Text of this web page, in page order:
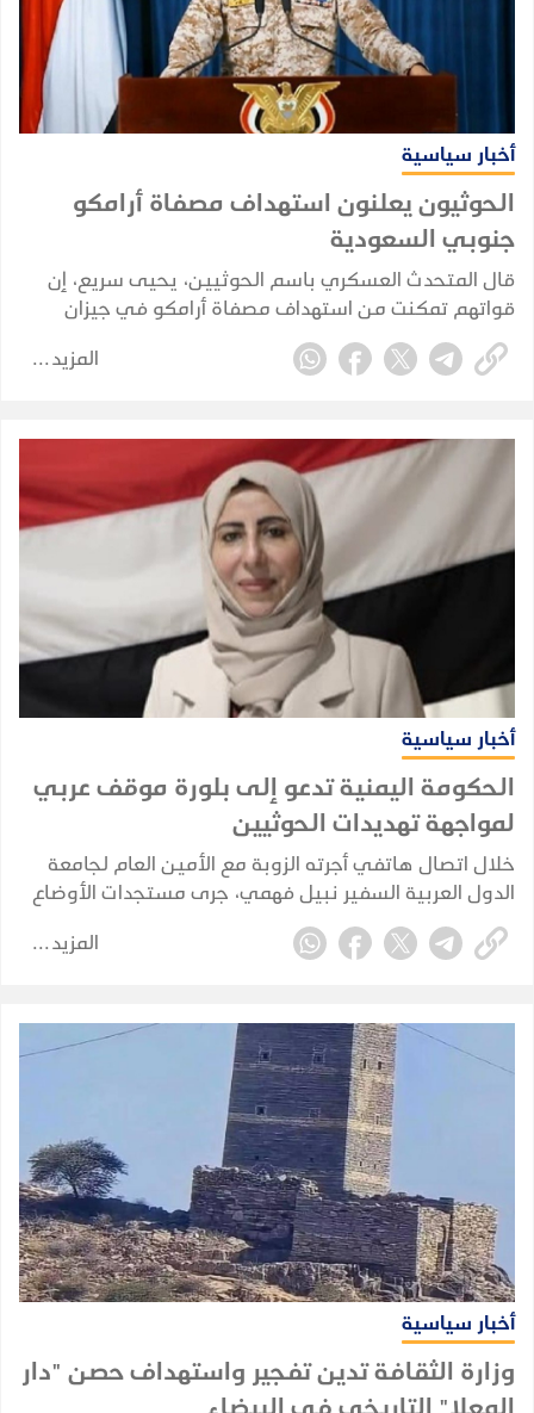
أخبار سياسية
الحوثيون يعلنون استهداف مصفاة أرامكو
جنوبي السعودية
قال المتحدث العسكري باسم الحوثيين، يحيى سريع، إن
قواتهم تمكنت من استهداف مصفاة أرامكو في جيزان
بطائرة مسيرة، زاعما أن الإصابة كانت "دقيقة".
المزيد
أخبار سياسية
الحكومة اليمنية تدعو إلى بلورة موقف عربي
لمواجهة تهديدات الحوثيين
خلال اتصال هاتفي أجرته الزوبة مع الأمين العام لجامعة
الدول العربية السفير نبيل فهمي، جرى مستجدات الأوضاع
في اليمن والمنطقة، وسُبل تعزيز التشاور والتنسيق مع
الأمانة العامة للجامعة إزاء القضايا ذات الاهتمام المشترك.
المزيد
أخبار سياسية
وزارة الثقافة تدين تفجير واستهداف حصن "دار